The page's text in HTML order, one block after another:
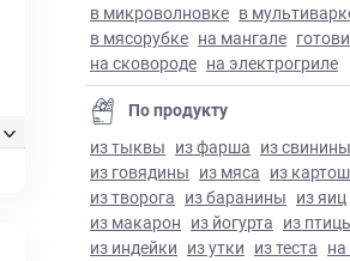
в микроволновке в
в мясорубке на мангале
на сковороде на электрогриле
По продукту
из тыквы из фарша из свинины
из говядины из мяса из
из творога из баранины из яиц
из макарон из йогурта из
из индейки из утки из теста